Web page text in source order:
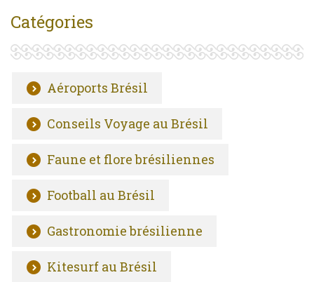
Catégories
Aéroports Brésil
Conseils Voyage au Brésil
Faune et flore brésiliennes
Football au Brésil
Gastronomie brésilienne
Kitesurf au Brésil